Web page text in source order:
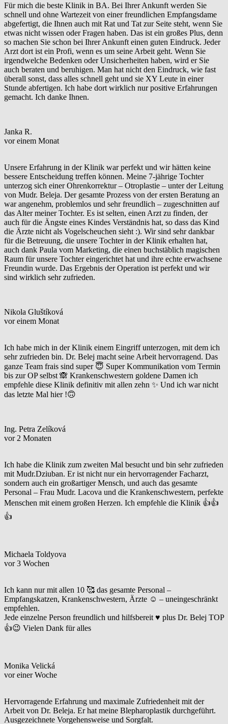
Für mich die beste Klinik in BA. Bei Ihrer Ankunft werden Sie
schnell und ohne Wartezeit von einer freundlichen Empfangsdame
abgefertigt, die Ihnen auch mit Rat und Tat zur Seite steht, wenn Sie
etwas nicht wissen oder Fragen haben. Das ist ein großes Plus, denn
so machen Sie schon bei Ihrer Ankunft einen guten Eindruck. Jeder
Arzt dort ist ein Profi, wenn es um seine Arbeit geht. Wenn Sie
irgendwelche Bedenken oder Unsicherheiten haben, wird er Sie
auch beraten und beruhigen. Man hat nicht den Eindruck, wie fast
überall sonst, dass alles schnell geht und sie XY Leute in einer
Stunde abfertigen. Ich habe dort wirklich nur positive Erfahrungen
gemacht. Ich danke Ihnen.
Janka R.
vor einem Monat
Unsere Erfahrung in der Klinik war perfekt und wir hätten keine
bessere Entscheidung treffen können. Meine 7-jährige Tochter
unterzog sich einer Ohrenkorrektur – Otroplastie – unter der Leitung
von Mudr. Beleja. Der gesamte Prozess von der ersten Beratung an
war angenehm, problemlos und sehr freundlich – zugeschnitten auf
das Alter meiner Tochter. Es ist selten, einen Arzt zu finden, der
auch für die Ängste eines Kindes Verständnis hat, so dass das Kind
die Ärzte nicht als Vogelscheuchen sieht :). Wir sind sehr dankbar
für die Betreuung, die unsere Tochter in der Klinik erhalten hat,
auch dank Paula vom Marketing, die einen buchstäblich magischen
Raum für unsere Tochter eingerichtet hat und ihre echte erwachsene
Freundin wurde. Das Ergebnis der Operation ist perfekt und wir
sind wirklich sehr zufrieden.
Nikola Gluštíková
vor einem Monat
Ich habe mich in der Klinik einem Eingriff unterzogen, mit dem ich
sehr zufrieden bin. Dr. Belej macht seine Arbeit hervorragend. Das
ganze Team frais sind super 😇 Super Kommunikation vom Termin
bis zur OP selbst 🙈 Krankenschwestern goldene Damen ich
empfehle diese Klinik definitiv mit allen zehn ✨ Und ich war nicht
das letzte Mal hier !🙃
Ing. Petra Zelíková
vor 2 Monaten
Ich habe die Klinik zum zweiten Mal besucht und bin sehr zufrieden
mit Mudr.Dziuban. Er ist nicht nur ein hervorragender Facharzt,
sondern auch ein großartiger Mensch, und auch das gesamte
Personal – Frau Mudr. Lacova und die Krankenschwestern, perfekte
Menschen mit einem großen Herzen. Ich empfehle die Klinik 👍👍
👍
Michaela Toldyova
vor 3 Wochen
Ich kann nur mit allen 10 🥰 das gesamte Personal –
Empfangskatzen, Krankenschwestern, Ärzte ☺️ – uneingeschränkt
empfehlen.
Jede einzelne Person freundlich und hilfsbereit ♥️ plus Dr. Belej TOP
👍😉 Vielen Dank für alles
Monika Velická
vor einer Woche
Hervorragende Erfahrung und maximale Zufriedenheit mit der
Arbeit von Dr. Beleja. Er hat meine Blepharoplastik durchgeführt.
Ausgezeichnete Vorgehensweise und Sorgfalt.